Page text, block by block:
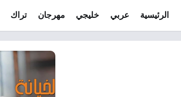
الرئيسية عربي خليجي مهرجان تراك